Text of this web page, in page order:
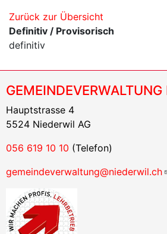
Zurück zur Übersicht
Definitiv / Provisorisch
definitiv
Hauptstrasse 4
5524 Niederwil AG
056 619 10 10 (Telefon)
gemeindeverwaltung@niederwil.ch